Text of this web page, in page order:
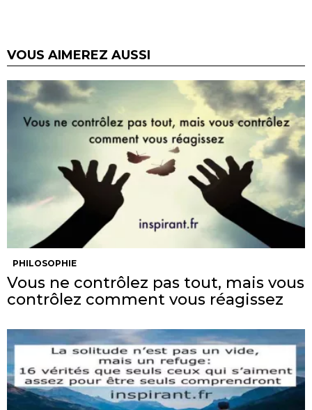
VOUS AIMEREZ AUSSI
PHILOSOPHIE
Vous ne contrôlez pas tout, mais vous
contrôlez comment vous réagissez